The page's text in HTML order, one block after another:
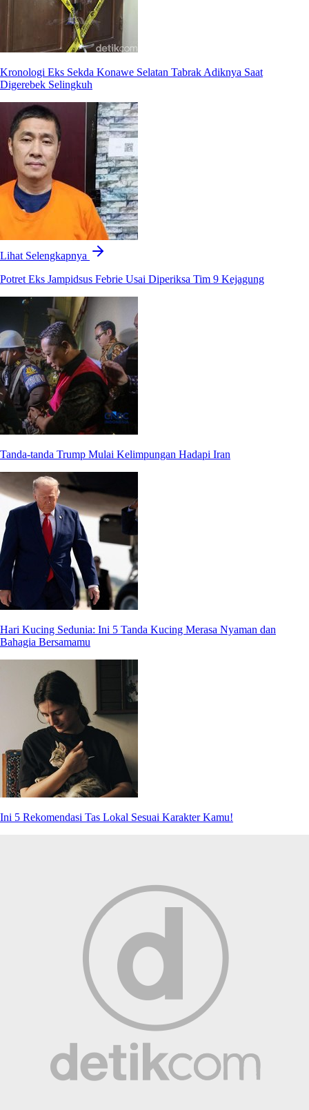
Kronologi Eks Sekda Konawe Selatan Tabrak Adiknya Saat
Digerebek Selingkuh
Lihat Selengkapnya
Potret Eks Jampidsus Febrie Usai Diperiksa Tim 9 Kejagung
Tanda-tanda Trump Mulai Kelimpungan Hadapi Iran
Hari Kucing Sedunia: Ini 5 Tanda Kucing Merasa Nyaman dan
Bahagia Bersamamu
Ini 5 Rekomendasi Tas Lokal Sesuai Karakter Kamu!